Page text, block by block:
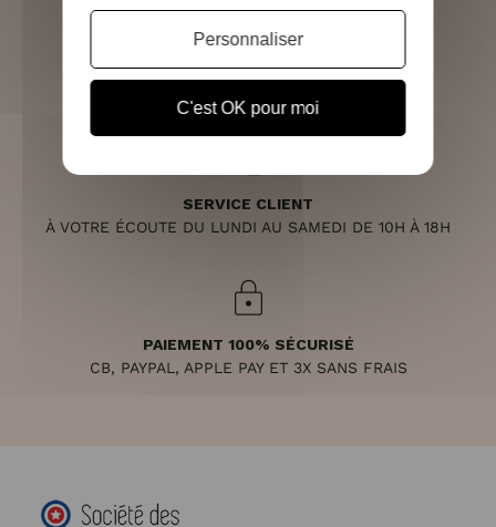
SERVICE CLIENT
À VOTRE ÉCOUTE DU LUNDI AU SAMEDI DE 10H À 18H
PAIEMENT 100% SÉCURISÉ
CB, PAYPAL, APPLE PAY ET 3X SANS FRAIS
C'est OK pour moi
Personnaliser